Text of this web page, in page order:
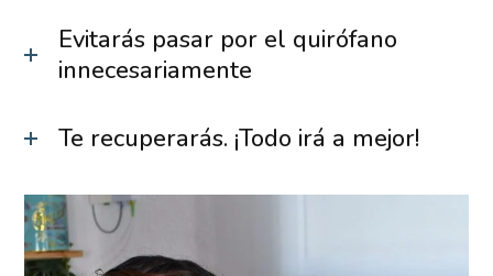
Evitarás pasar por el quirófano
innecesariamente
Te recuperarás. ¡Todo irá a mejor!